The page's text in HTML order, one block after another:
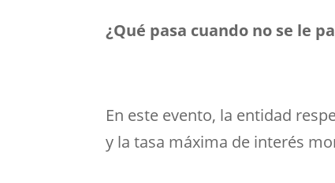
¿Qué pasa cuando no se le
En este evento, la entidad
y la tasa máxima de interés